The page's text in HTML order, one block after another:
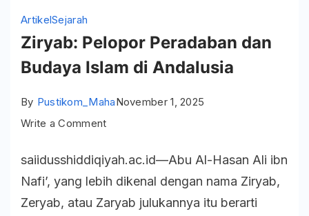
ArtikelSejarah
Ziryab: Pelopor Peradaban dan
Budaya Islam di Andalusia
By Pustikom_MahaNovember 1, 2025
Write a Commenton
Pelopor
Peradaban
dan
saiidusshiddiqiyah.ac.id—Abu Al-Hasan Ali ibn
Nafi’, yang lebih dikenal dengan nama Ziryab,
Zeryab, atau Zaryab julukannya itu berarti